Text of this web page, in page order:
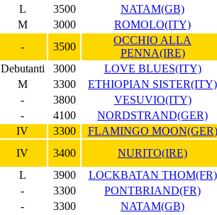
L 3500
NATAM(GB)
M 3000
ROMOLO(ITY)
- 3500
OCCHIO ALLA
PENNA(IRE)
Debutanti 3000
LOVE BLUES(ITY)
M 3300
ETHIOPIAN SISTER(ITY)
- 3800
VESUVIO(ITY)
- 4100
NORDSTRAND(GER)
IV 3300
FLAMINGO MOON(GER)
IV 3400
NURITO(IRE)
L 3900
LOCKBATAN THOM(FR)
- 3300
PONTBRIAND(FR)
- 3300
NATAM(GB)